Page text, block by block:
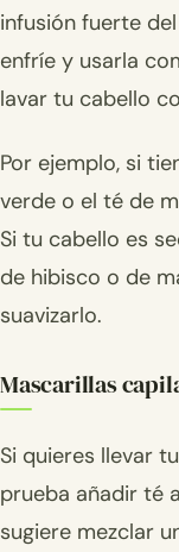
infusión fuerte
enfríe y usarla
lavar tu cabello
Por ejemplo, si
verde o el té de
Si tu cabello es
de hibisco o de
suavizarlo.
Mascarillas
Si quieres llevar
prueba añadir té
sugiere mezclar